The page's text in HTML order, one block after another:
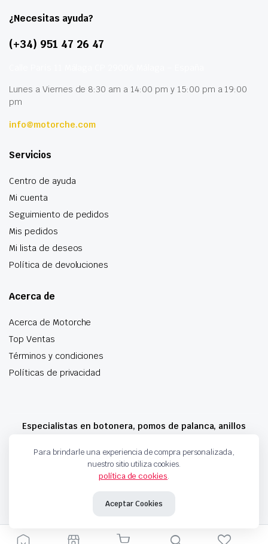
¿Necesitas ayuda?
(+34) 951 47 26 47
Lunes a Viernes de 8:30 am a 14:00 pm y 15:00 pm a 19:00
pm
info@motorche.com
Servicios
Centro de ayuda
Mi cuenta
Seguimiento de pedidos
Mis pedidos
Mi lista de deseos
Política de devoluciones
Acerca de
Acerca de Motorche
Top Ventas
Términos y condiciones
Políticas de privacidad
Especialistas en botonera, pomos de palanca, anillos
Copyright 2024 © Motorche Autoparts. Todos los derechos reservados
Para brindarle una experiencia de compra personalizada,
nuestro sitio utiliza cookies.
política de cookies.
Aceptar Cookies